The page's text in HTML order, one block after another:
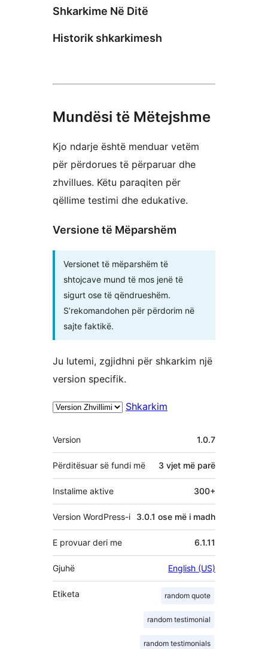
Shkarkime Në Ditë
Historik shkarkimesh
Mundësi të Mëtejshme
Kjo ndarje është menduar vetëm
për përdorues të përparuar dhe
zhvillues. Këtu paraqiten për
qëllime testimi dhe edukative.
Versione të Mëparshëm
Versionet të mëparshëm të
shtojcave mund të mos jenë të
sigurt ose të qëndrueshëm.
S’rekomandohen për përdorim në
sajte faktikë.
Ju lutemi, zgjidhni për shkarkim një
version specifik.
Shkarkim
Të
tjera
Version 1.0.7
Përditësuar së fundi më 3 vjet më parë
Instalime aktive 300+
Version WordPress-i 3.0.1 ose më i madh
E provuar deri me 6.1.11
Gjuhë English (US)
Etiketa random quote
random testimonial
random testimonials